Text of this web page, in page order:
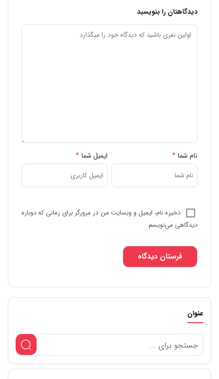
دیدگاهتان را بنویسید
نام شما * ایمیل شما *
ذخیره نام، ایمیل و وبسایت من در مرورگر برای زمانی که دوباره
دیدگاهی می‌نویسم.
عنوان